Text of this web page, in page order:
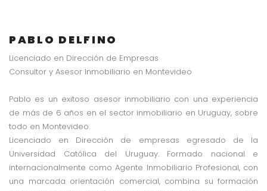
PABLO DELFINO
Licenciado en Dirección de Empresas
Consultor y Asesor Inmobiliario en Montevideo
Pablo es un exitoso asesor inmobiliario con una experiencia
de más de 6 años en el sector inmobiliario en Uruguay, sobre
todo en Montevideo.
Licenciado en Dirección de empresas egresado de la
Universidad Católica del Uruguay. Formado nacional e
internacionalmente como Agente Inmobiliario Profesional, con
una marcada orientación comercial, combina su formación